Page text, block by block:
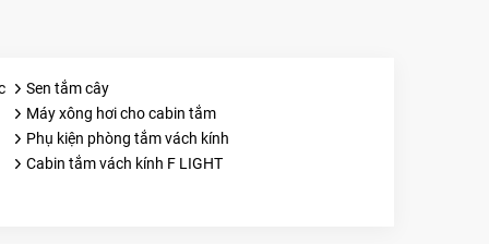
Sen tắm cây
Máy xông hơi cho cabin tắm
Phụ kiện phòng tắm vách kính
Cabin tắm vách kính F LIGHT